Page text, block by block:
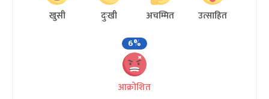
खुसी दुःखी अचम्मित
उत्साहित
6%
आक्रोशित